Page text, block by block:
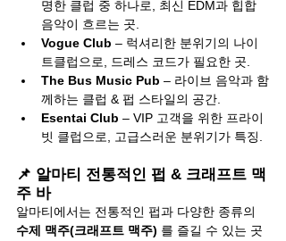
명한 클럽 중 하나로, 최신 EDM과 힙합
음악이 흐르는 곳.
Vogue Club – 럭셔리한 분위기의 나이
트클럽으로, 드레스 코드가 필요한 곳.
The Bus Music Pub – 라이브 음악과 함
께하는 클럽 & 펍 스타일의 공간.
Esentai Club – VIP 고객을 위한 프라이
빗 클럽으로, 고급스러운 분위기가 특징.
📌 알마티 전통적인 펍 & 크래프트 맥
주 바
알마티에서는 전통적인 펍과 다양한 종류의
수제 맥주(크래프트 맥주) 를 즐길 수 있는 곳